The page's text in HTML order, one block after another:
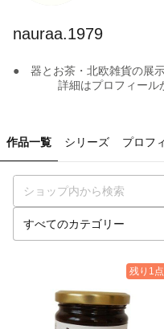
nauraa.1979
● 器とお茶・北欧雑貨の展
詳細はプロフィール
作品一覧 シリーズ プロフ
残り1点